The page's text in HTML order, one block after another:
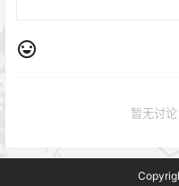
暂无讨